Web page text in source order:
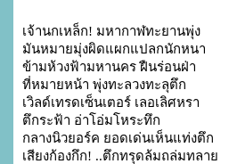
เจ้านกเหล็ก! มหากาฬทะยานพุ่ง
มันหมายมุ่งผิดแผกแปลกนักหนา
ข้ามห้วงฟ้ามหานคร ฝืนร่อนฝ่า
ที่หมายหน้า พุ่งทะลวงทะลุตึก
เวิลด์เทรดเซ็นเตอร์ เลอเลิศหรา
ตึกระฟ้า อ่าโอ่มโหระทึก
กลางนิวยอร์ค ยอดเด่นเห็นแท่งตึก
เสียงก้องกึก! ..ตึกทรุดล้มถล่มทลาย